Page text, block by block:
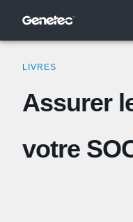
LIVRES
Assurer
votre